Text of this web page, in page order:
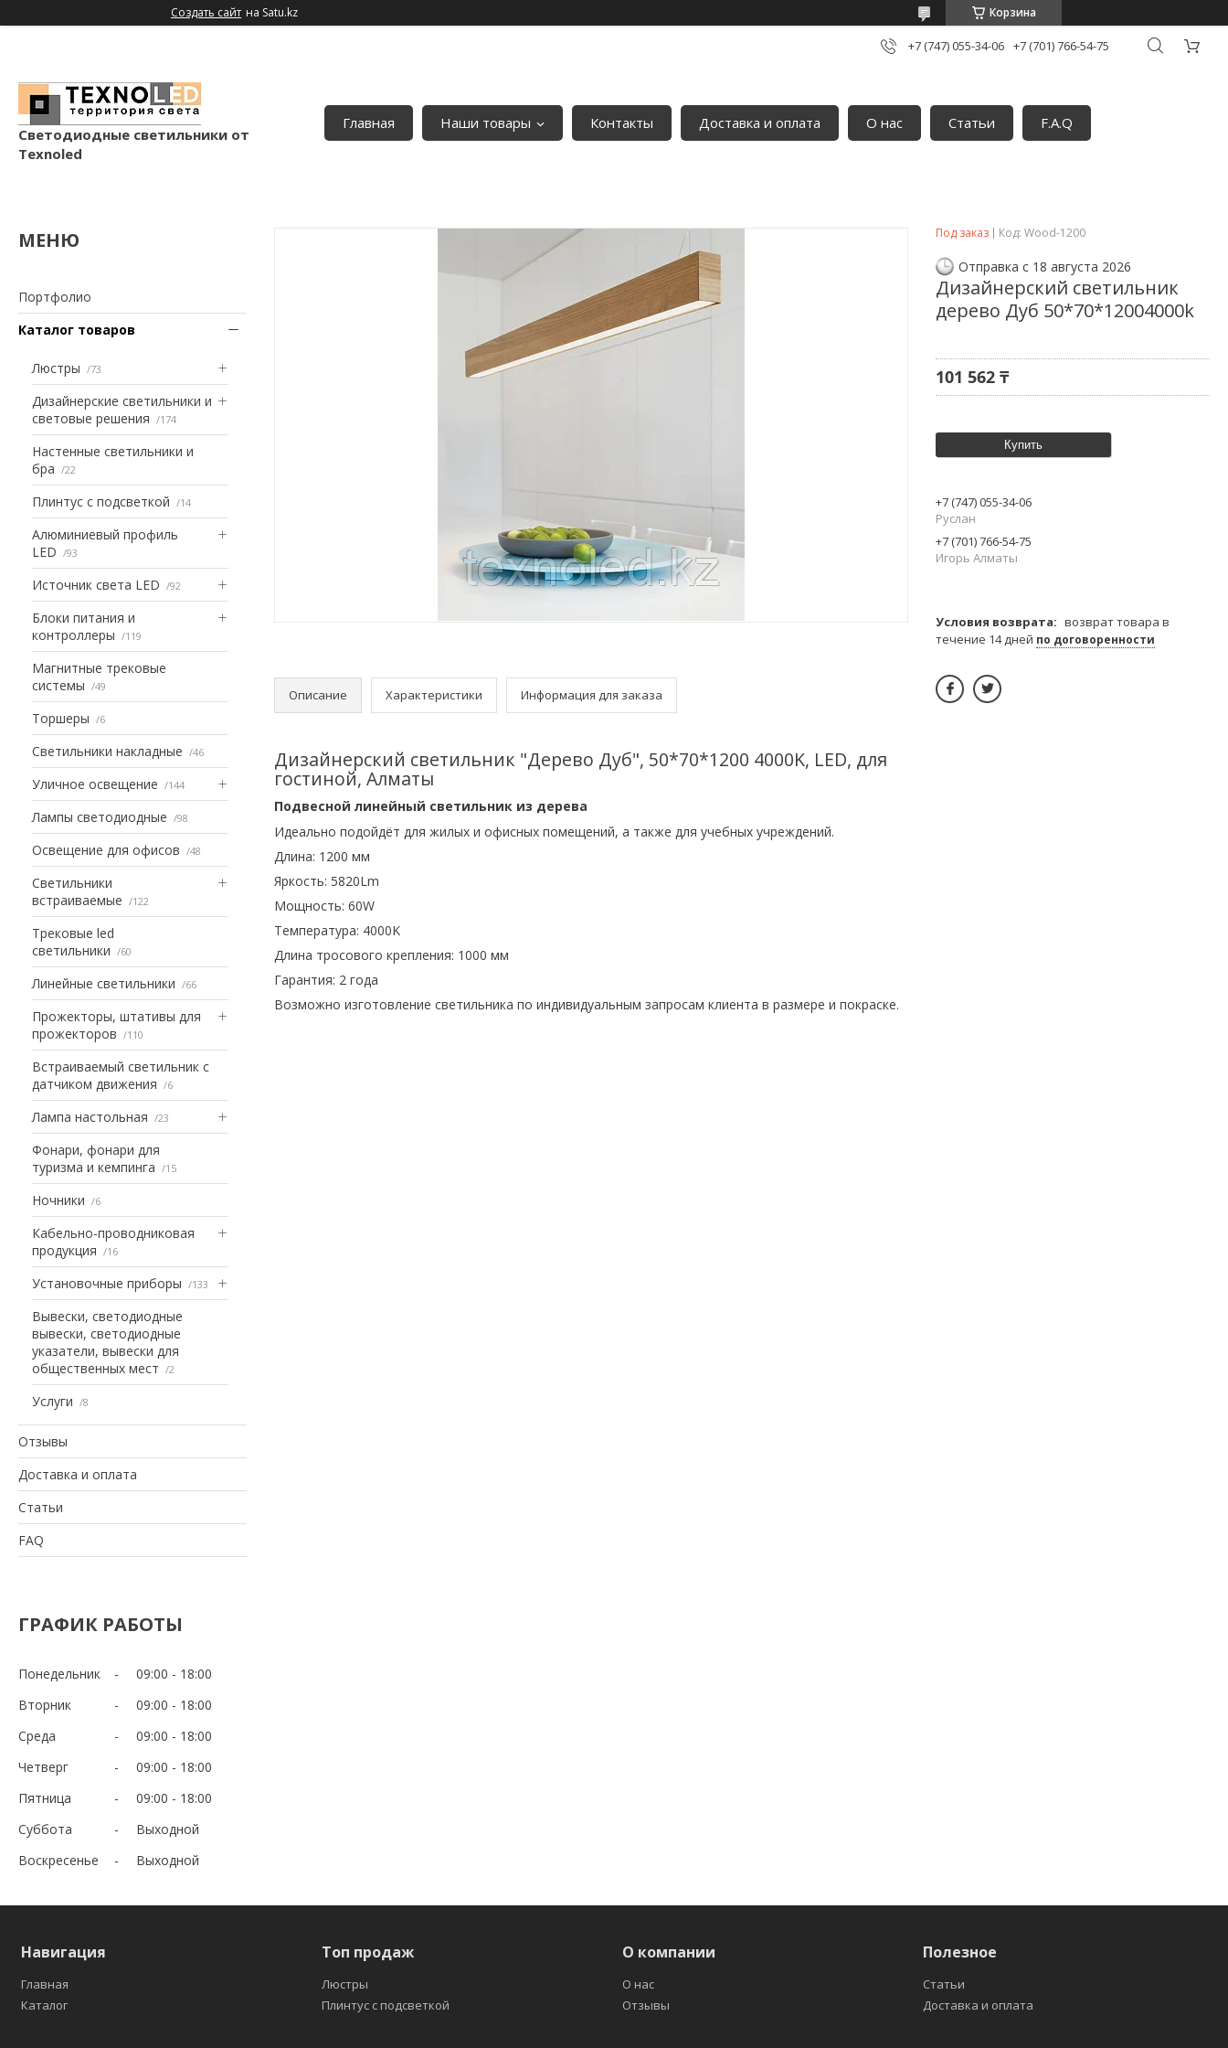
Создать сайт на Satu.kz Корзина
+7 (747) 055-34-06 +7 (701) 766-54-75
Светодиодные светильники от
Texnoled
Главная Наши товары Контакты Доставка и оплата О нас Статьи F.A.Q
Портфолио
Каталог товаров
Люстры 73
Дизайнерские светильники и
световые решения
174
Настенные светильники и
бра
22
Плинтус с подсветкой 14
Алюминиевый профиль
LED
93
Источник света LED 92
Блоки питания и
контроллеры
119
Магнитные трековые
системы
49
Торшеры 6
Светильники накладные 46
Уличное освещение 144
Лампы светодиодные 98
Освещение для офисов 48
Светильники
встраиваемые
122
Трековые led
светильники
60
Линейные светильники 66
Прожекторы, штативы для
прожекторов
110
Встраиваемый светильник с
датчиком движения
6
Лампа настольная 23
Фонари, фонари для
туризма и кемпинга
15
Ночники 6
Кабельно-проводниковая
продукция
16
Установочные приборы 133
Вывески, светодиодные
вывески, светодиодные
указатели, вывески для
общественных мест
2
Услуги 8
Отзывы
Доставка и оплата
Статьи
FAQ
ГРАФИК РАБОТЫ
Понедельник 09:00
18:00
Вторник
09:00
18:00
Среда
09:00
18:00
Четверг
09:00
18:00
Пятница
09:00
18:00
Суббота
Выходной
Воскресенье
Выходной
Описание Характеристики Информация для заказа
Дизайнерский светильник "Дерево Дуб", 50*70*1200 4000K, LED, для
гостиной, Алматы
Подвесной линейный светильник из дерева
Идеально подойдёт для жилых и офисных помещений, а также для учебных учреждений.
Длина: 1200 мм
Яркость: 5820Lm
Мощность: 60W
Температура: 4000K
Длина тросового крепления: 1000 мм
Гарантия: 2 года
Возможно изготовление светильника по индивидуальным запросам клиента в размере и покраске.
Под заказ Код: Wood-1200
Отправка с 18 августа 2026
Дизайнерский светильник
дерево Дуб 50*70*12004000k
101 562 ₸
Купить
+7 (747) 055-34-06
Руслан
+7 (701) 766-54-75
Игорь Алматы
возврат товара в
течение 14 дней по договоренности
Навигация
Главная
Каталог
Топ продаж
Люстры
Плинтус с подсветкой
О компании
О нас
Отзывы
Полезное
Статьи
Доставка и оплата